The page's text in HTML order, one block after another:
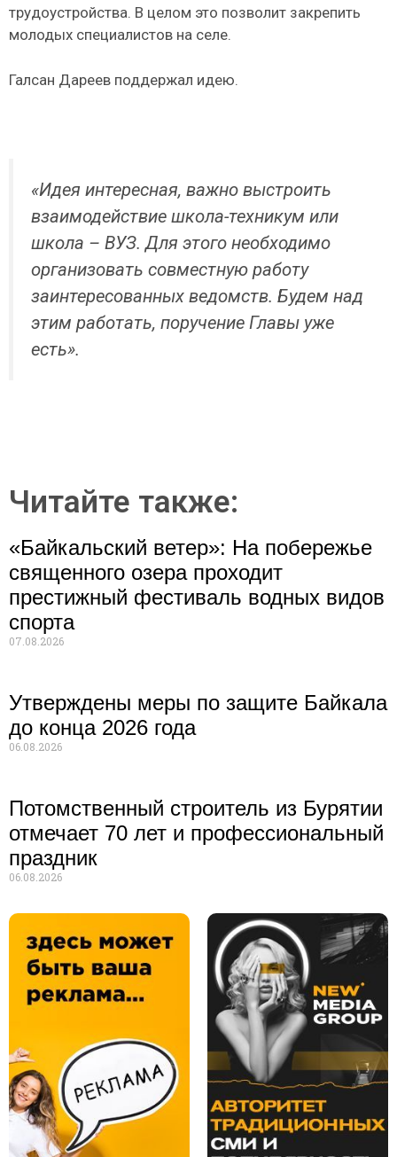
трудоустройства. В целом это позволит закрепить
молодых специалистов на селе.
Галсан Дареев поддержал идею.
«Идея интересная, важно выстроить
взаимодействие школа-техникум или
школа – ВУЗ. Для этого необходимо
организовать совместную работу
заинтересованных ведомств. Будем над
этим работать, поручение Главы уже
есть».
Читайте также:
«Байкальский ветер»: На побережье
священного озера проходит
престижный фестиваль водных видов
спорта
07.08.2026
Утверждены меры по защите Байкала
до конца 2026 года
06.08.2026
Потомственный строитель из Бурятии
отмечает 70 лет и профессиональный
праздник
06.08.2026